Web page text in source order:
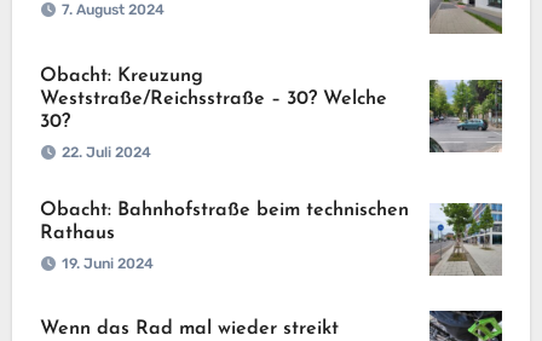
7. August 2024
Obacht: Kreuzung
Weststraße/Reichsstraße – 30? Welche
30?
22. Juli 2024
Obacht: Bahnhofstraße beim technischen
Rathaus
19. Juni 2024
Wenn das Rad mal wieder streikt